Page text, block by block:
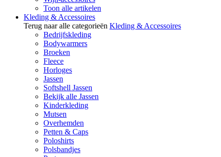
Toon alle artikelen
Kleding & Accessoires
Terug naar alle categorieën Kleding & Accessoires
Bedrijfskleding
Bodywarmers
Broeken
Fleece
Horloges
Jassen
Softshell Jassen
Bekijk alle Jassen
Kinderkleding
Mutsen
Overhemden
Petten & Caps
Poloshirts
Polsbandjes